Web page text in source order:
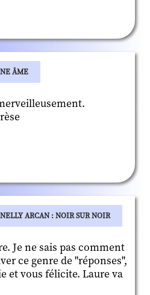
ÂME
NELLY ARCAN : NOIR SUR NOIR
Je ne sais pas comment
ce genre de "réponses",
et vous félicite. Laure va